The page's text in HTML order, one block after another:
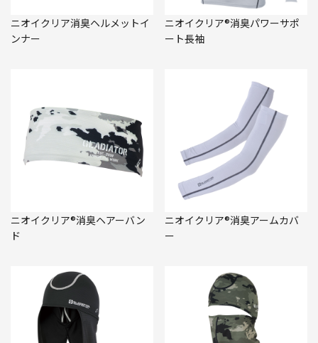
ニオイクリア消臭ヘルメットイ
ンナー
ニオイクリア®消臭パワーサポ
ート長袖
ニオイクリア®消臭ヘアーバン
ド
ニオイクリア®消臭アームカバ
ー